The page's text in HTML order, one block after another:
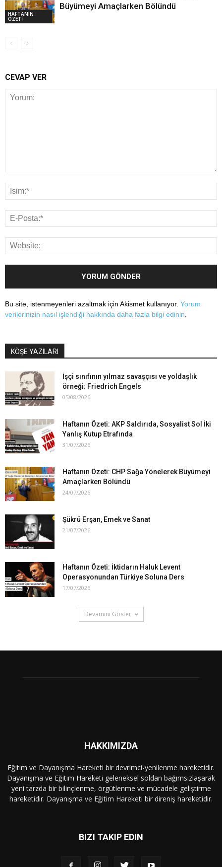
HAFTANIN
ÖZETİ
Büyümeyi Amaçlarken Bölündü
CEVAP VER
Bu site, istenmeyenleri azaltmak için Akismet kullanıyor. Yorum
verilerinizin nasıl işlendiği hakkında daha fazla bilgi edinin
KÖŞE YAZILARI
İşçi sınıfının yılmaz savaşçısı ve yoldaşlık
örneği: Friedrich Engels
05/08/2026
Haftanın Özeti: AKP Saldırıda, Sosyalist Sol İki
Yanlış Kutup Etrafında
31/07/2026
Haftanın Özeti: CHP Sağa Yönelerek Büyümeyi
Amaçlarken Bölündü
24/07/2026
Şükrü Erşan, Emek ve Sanat
21/07/2026
Haftanın Özeti: İktidarın Haluk Levent
Operasyonundan Türkiye Soluna Ders
17/07/2026
Devamını Göster
HAKKIMIZDA
Eğitim ve Dayanışma Hareketi bir devrimci-yenilenme hareketidir.
Dayanışma ve Eğitim Hareketi geleneksel soldan bağımsızlaşarak
yeni tarzda bir bilinçlenme, örgütlenme ve mücadele geliştirme
hareketidir. Dayanışma ve Eğitim Hareketi bir direniş hareketidir.
BIZI TAKIP EDIN